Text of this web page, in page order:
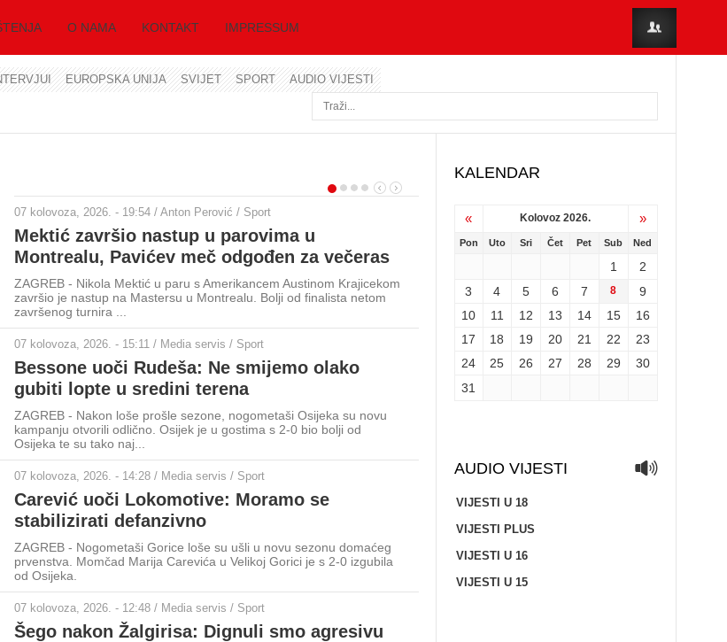
O NAMA KONTAKT IMPRESSUM
EUROPSKA UNIJA SVIJET SPORT AUDIO VIJESTI
07 kolovoza, 2026. - 19:54 / Anton Perović / Sport
Mektić završio nastup u parovima u
Montrealu, Pavićev meč odgođen za večeras
ZAGREB - Nikola Mektić u paru s Amerikancem Austinom Krajicekom
završio je nastup na Mastersu u Montrealu. Bolji od finalista netom
završenog turnira ...
07 kolovoza, 2026. - 15:11 / Media servis / Sport
Bessone uoči Rudeša: Ne smijemo olako
gubiti lopte u sredini terena
ZAGREB - Nakon loše prošle sezone, nogometaši Osijeka su novu
kampanju otvorili odlično. Osijek je u gostima s 2-0 bio bolji od
Osijeka te su tako naj...
07 kolovoza, 2026. - 14:28 / Media servis / Sport
Carević uoči Lokomotive: Moramo se
stabilizirati defanzivno
ZAGREB - Nogometaši Gorice loše su ušli u novu sezonu domaćeg
prvenstva. Momčad Marija Carevića u Velikoj Gorici je s 2-0 izgubila
od Osijeka.
07 kolovoza, 2026. - 12:48 / Media servis / Sport
Šego nakon Žalgirisa: Dignuli smo agresivu
07 kolovoza, 2026. - 11:46 / Media servis / Sport
Velika pobjeda naših odbojkašica
Svjetskom prvenstvu u Čileu. U skupini C, hrvatske su
odigrale infarktni...
06 kolovoza, 2026. - 22:36 / Media servis / Sport
Konferencijska liga: Rijeka uzela
06 kolovoza, 2026. - 20:15 / Media servis / Sport
Zagreb okuplja gimnastičku elitu:
gimnastici, najveće u povijesti, održat će se u
KALENDAR
« Kolovoz 2026. »
Pon Uto Sri Čet Pet Sub Ned
1
2
3
4 5 6 7 8
9
10
11 12 13 14 15
16
17
18 19 20 21 22
23
24
25 26 27 28 29
30
31
AUDIO VIJESTI
VIJESTI U 18
VIJESTI PLUS
VIJESTI U 16
VIJESTI U 15
Zaboravili ste korisničko ime?